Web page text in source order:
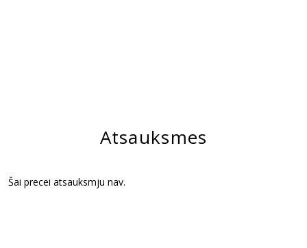
Atsauksmes
Šai precei atsauksmju nav.